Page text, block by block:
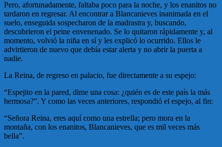
Pero, afortunadamente, faltaba poco para la noche, y los enanitos no
tardaron en regresar. Al encontrar a Blancanieves inanimada en el
suelo, enseguida sospecharon de la madrastra y, buscando,
descubrieron el peine envenenado. Se lo quitaron rápidamente y, al
momento, volvió la niña en sí y les explicó lo ocurrido. Ellos le
advirtieron de nuevo que debía estar alerta y no abrir la puerta a
nadie.
La Reina, de regreso en palacio, fue directamente a su espejo:
“Espejito en la pared, dime una cosa: ¿quién es de este país la más
hermosa?”. Y como las veces anteriores, respondió el espejo, al fin:
“Señora Reina, eres aquí como una estrella; pero mora en la
montaña, con los enanitos, Blancanieves, que es mil veces más
bella”.